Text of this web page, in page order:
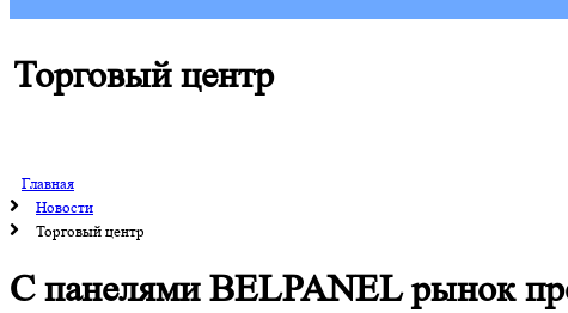
Торговый центр
Главная
Новости
Торговый центр
С панелями BELPANEL рынок